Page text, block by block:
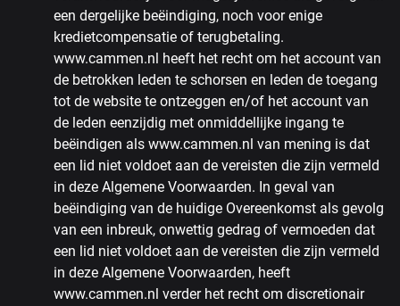
een dergelijke beëindiging, noch voor enige
kredietcompensatie of terugbetaling.
www.cammen.nl heeft het recht om het account van
de betrokken leden te schorsen en leden de toegang
tot de website te ontzeggen en/of het account van
de leden eenzijdig met onmiddellijke ingang te
beëindigen als www.cammen.nl van mening is dat
een lid niet voldoet aan de vereisten die zijn vermeld
in deze Algemene Voorwaarden. In geval van
beëindiging van de huidige Overeenkomst als gevolg
van een inbreuk, onwettig gedrag of vermoeden dat
een lid niet voldoet aan de vereisten die zijn vermeld
in deze Algemene Voorwaarden, heeft
www.cammen.nl verder het recht om discretionair